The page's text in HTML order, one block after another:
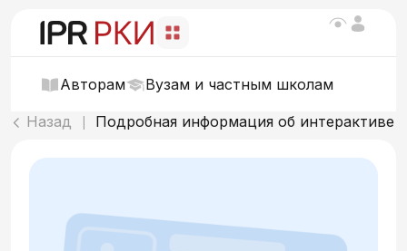
Авторам Вузам и частным школам
Назад Подробная информация об интерактиве